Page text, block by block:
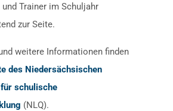
Trainer im Schuljahr
zur Seite.
weitere Informationen finden
des Niedersächsischen
schulische
(NLQ).